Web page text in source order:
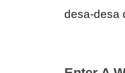
desa-desa